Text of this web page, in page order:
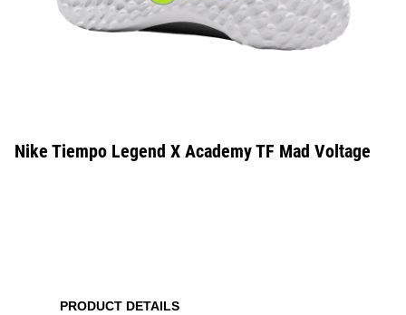
Nike Tiempo Legend X Academy TF Mad Voltage
PRODUCT DETAILS